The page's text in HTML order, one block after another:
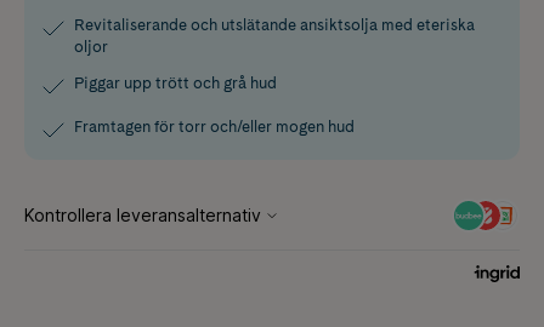
Revitaliserande och utslätande ansiktsolja med eteriska
oljor
Piggar upp trött och grå hud
Framtagen för torr och/eller mogen hud